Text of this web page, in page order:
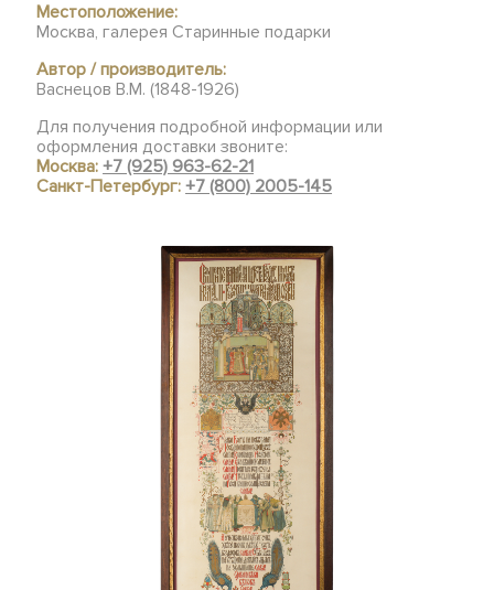
Местоположение:
Москва, галерея Старинные подарки
Автор / производитель:
Васнецов В.М. (1848-1926)
Для получения подробной информации или
оформления доставки звоните:
Москва:+7 (925) 963-62-21
Санкт-Петербург:+7 (800) 2005-145